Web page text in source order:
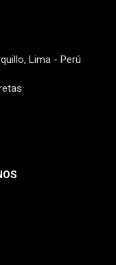
Lima - Perú